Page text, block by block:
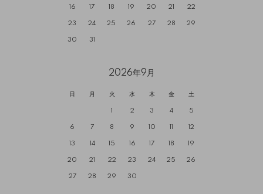
16 17 18 19 20 21 22
23 24 25 26 27 28 29
30 31
2026年9月
日 月 火 水 木 金 土
1 2 3 4 5
6 7 8 9 10 11 12
13 14 15 16 17 18 19
20 21 22 23 24 25 26
27 28 29 30